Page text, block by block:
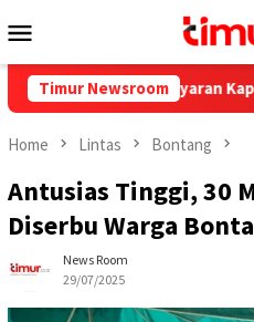
to
Menu
Timur Newsroom
Ini Pelayaran Kapal dari
Home Lintas Bontang
Antusias Tinggi, 30
Diserbu Warga
News Room
29/07/2025